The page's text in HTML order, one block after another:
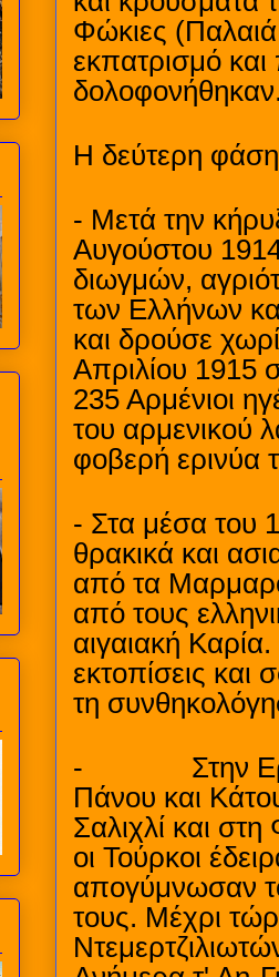
Φώκιες
εκπατρισμό
Η δεύτερη
- Μετά την
Αυγούστου
διωγμών,
των Ελλήνων
και δρούσε
Απριλίου 1915
235 Αρμένιοι
του αρμενικού
φοβερή ερινύα
- Στα μέσα του
θρακικά και
από τα
από τους
αιγαιακή
εκτοπίσεις
τη
-
Στην
Πάνου και
Σαλιχλί και
οι Τούρκοι
απογύμνωσαν
τους. Μέχρι